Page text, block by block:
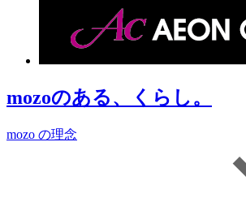
mozoのある、くらし。
mozo の理念